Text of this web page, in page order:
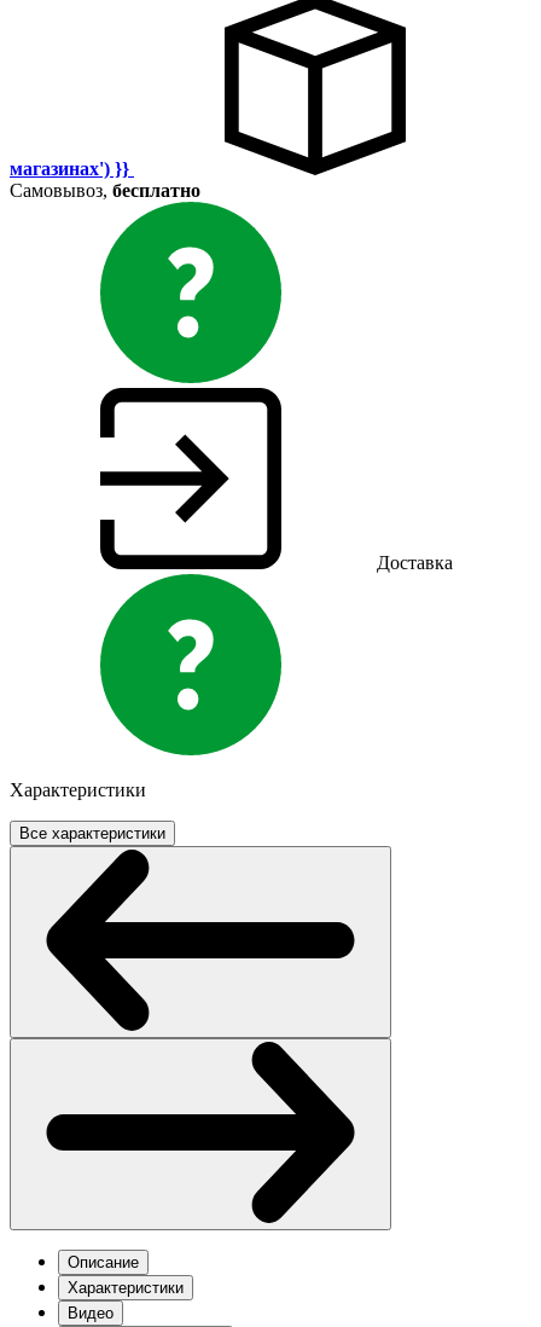
магазинах') }}
Самовывоз, бесплатно
Доставка
Характеристики
Все характеристики
Описание
Характеристики
Видео